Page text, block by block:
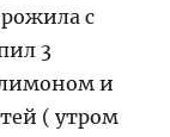
с
3
лимоном и
( утром